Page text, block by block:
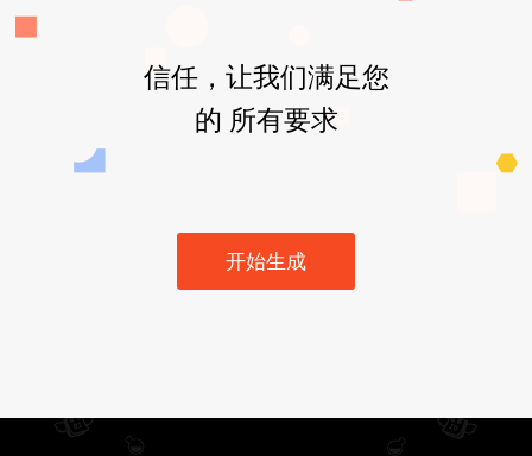
信任，让我们满足您
的 所有要求
开始生成